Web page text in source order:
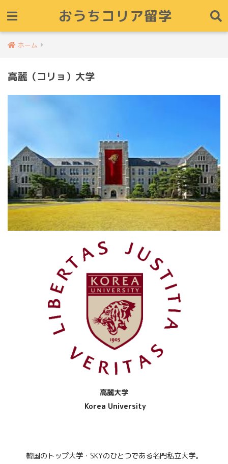
おうちコリア留学
ホーム
高麗（コリョ）大学
高麗大学
Korea University
韓国のトップ大学・SKYのひとつである名門私立大学。